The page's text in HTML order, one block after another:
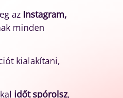
az Instagram,
minden
kialakítani,
időt spórolsz,